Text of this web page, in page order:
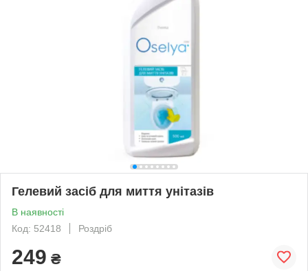
Гелевий засіб для миття унітазів
В наявності
Код: 52418
Роздріб
249 ₴